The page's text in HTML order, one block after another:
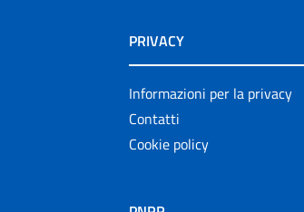
PRIVACY
Informazioni per la privacy
Contatti
Cookie policy